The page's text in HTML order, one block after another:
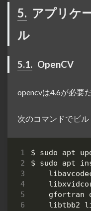
5. アプリケ
ル
5.1. OpenCV
opencvは4.6が必要
次のコマンドでビル
$ sudo apt
gfortran
libtbb2